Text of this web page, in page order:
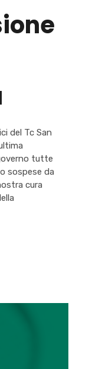
del Tc San
tutte
sospese da
cura